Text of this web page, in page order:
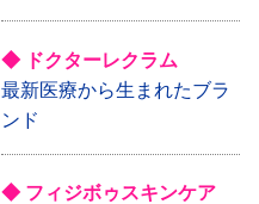
◆ ドクターレクラム
最新医療から生まれたブラ
ンド
◆ フィジボゥスキンケア